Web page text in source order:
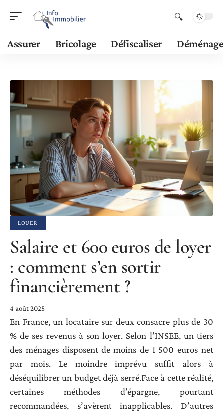
Assurer Bricolage Défiscaliser
LOUER
Salaire et 600 euros de loyer
: comment s’en sortir
financièrement ?
4 août 2025
En France, un locataire sur deux consacre plus de 30
% de ses revenus à son loyer. Selon l’INSEE, un tiers
des ménages disposent de moins de 1 500 euros net
par mois. Le moindre imprévu suffit alors à
déséquilibrer un budget déjà serré.Face à cette réalité,
certaines méthodes d’épargne, pourtant
recommandées, s’avèrent inapplicables. D’autres